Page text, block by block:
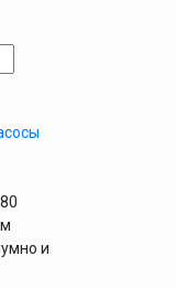
и